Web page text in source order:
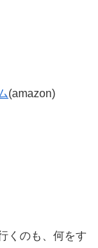
(amazon)
くのも、何をす